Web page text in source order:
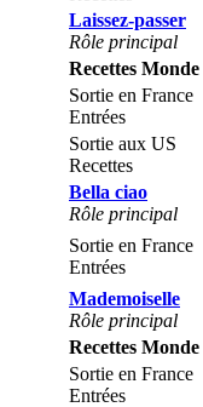
Laissez-passer
Rôle principal
Recettes Monde
Sortie en France
Entrées
Sortie aux US
Recettes
Bella ciao
Rôle principal
Sortie en France
Entrées
Mademoiselle
Rôle principal
Recettes Monde
Sortie en France
Entrées